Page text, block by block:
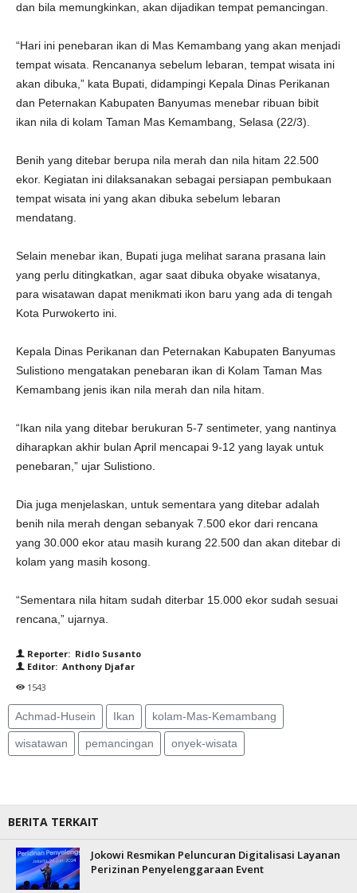
dan bila memungkinkan, akan dijadikan tempat pemancingan.
“Hari ini penebaran ikan di Mas Kemambang yang akan menjadi
tempat wisata. Rencananya sebelum lebaran, tempat wisata ini
akan dibuka,” kata Bupati, didampingi Kepala Dinas Perikanan
dan Peternakan Kabupaten Banyumas menebar ribuan bibit
ikan nila di kolam Taman Mas Kemambang, Selasa (22/3).
Benih yang ditebar berupa nila merah dan nila hitam 22.500
ekor. Kegiatan ini dilaksanakan sebagai persiapan pembukaan
tempat wisata ini yang akan dibuka sebelum lebaran
mendatang.
Selain menebar ikan, Bupati juga melihat sarana prasana lain
yang perlu ditingkatkan, agar saat dibuka obyake wisatanya,
para wisatawan dapat menikmati ikon baru yang ada di tengah
Kota Purwokerto ini.
Kepala Dinas Perikanan dan Peternakan Kabupaten Banyumas
Sulistiono mengatakan penebaran ikan di Kolam Taman Mas
Kemambang jenis ikan nila merah dan nila hitam.
“Ikan nila yang ditebar berukuran 5-7 sentimeter, yang nantinya
diharapkan akhir bulan April mencapai 9-12 yang layak untuk
penebaran,” ujar Sulistiono.
Dia juga menjelaskan, untuk sementara yang ditebar adalah
benih nila merah dengan sebanyak 7.500 ekor dari rencana
yang 30.000 ekor atau masih kurang 22.500 dan akan ditebar di
kolam yang masih kosong.
“Sementara nila hitam sudah diterbar 15.000 ekor sudah sesuai
rencana,” ujarnya.
Reporter: Ridlo Susanto
Editor: Anthony Djafar
1543
Achmad-Husein Ikan kolam-Mas-Kemambang
wisatawan pemancingan onyek-wisata
BERITA TERKAIT
Jokowi Resmikan Peluncuran Digitalisasi Layanan
Perizinan Penyelenggaraan Event